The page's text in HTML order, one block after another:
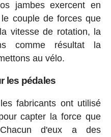
jambes exercent en
couple de forces que
vitesse de rotation, la
comme résultat la
au vélo.
les pédales
fabricants ont utilisé
capter la force que
d'eux a des